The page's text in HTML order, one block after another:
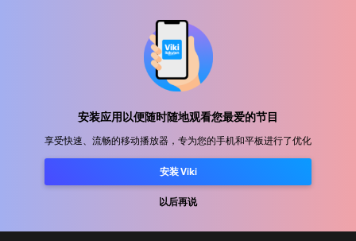
安装应用以便随时随地观看您最爱的节目
享受快速、流畅的移动播放器，专为您的手机和平板进行了优化
安装 Viki
以后再说
发行合作
新闻中心
使用条款